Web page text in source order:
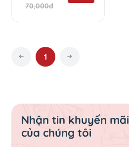
70,000đ
1
Nhận tin khuyến mãi
của chúng tôi